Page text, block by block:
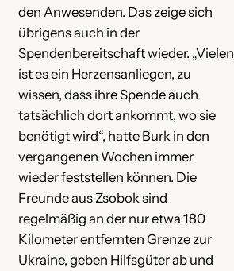
den Anwesenden. Das zeige sich
übrigens auch in der
Spendenbereitschaft wieder. „Vielen
ist es ein Herzensanliegen, zu
wissen, dass ihre Spende auch
tatsächlich dort ankommt, wo sie
benötigt wird“, hatte Burk in den
vergangenen Wochen immer
wieder feststellen können. Die
Freunde aus Zsobok sind
regelmäßig an der nur etwa 180
Kilometer entfernten Grenze zur
Ukraine, geben Hilfsgüter ab und